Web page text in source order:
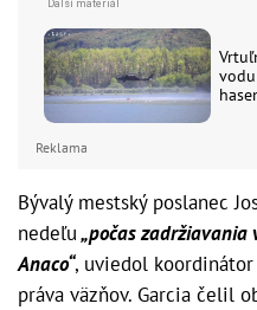
Reklama
Bývalý mestský poslanec
nedeľu„počas zadržiavania
Anaco“, uviedol
práva väzňov. Garcia čelil